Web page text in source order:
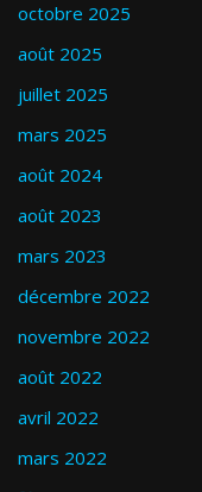
octobre 2025
août 2025
juillet 2025
mars 2025
août 2024
août 2023
mars 2023
décembre 2022
novembre 2022
août 2022
avril 2022
mars 2022